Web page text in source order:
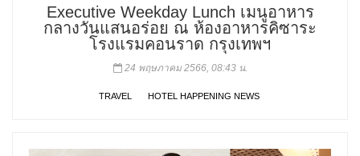
Executive Weekday Lunch เมนูอาหาร
กลางวันแสนอร่อย ณ ห้องอาหารคิซาระ
โรงแรมคอนราด กรุงเทพฯ
24 พฤษภาคม 2566, 08:43 น.
TRAVEL HOTEL HAPPENING NEWS